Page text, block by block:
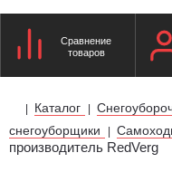
Сравнение
товаров
| Каталог |
снегоуборщики
|
производитель RedVerg